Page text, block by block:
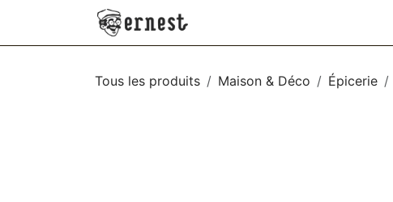
SE RENDRE AU CONTENU
Tous les produits Maison & Déco Épicerie